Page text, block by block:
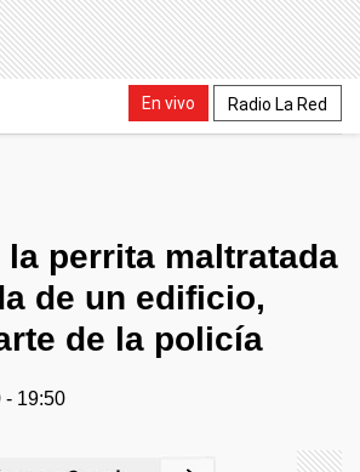
En vivo Radio La Red
la perrita maltratada
de un edificio,
de la policía
- 19:50